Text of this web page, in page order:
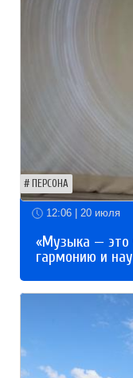
ПЕРСОНА
12:06 | 20 июля
«Музыка — это
гармонию и